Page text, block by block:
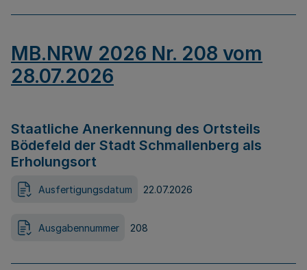
MB.NRW 2026 Nr. 208 vom
28.07.2026
Staatliche Anerkennung des Ortsteils
Bödefeld der Stadt Schmallenberg als
Erholungsort
Ausfertigungsdatum 22.07.2026
Ausgabennummer 208